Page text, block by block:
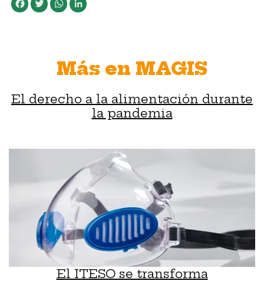
Más en MAGIS
El derecho a la alimentación durante
la pandemia
El ITESO se transforma